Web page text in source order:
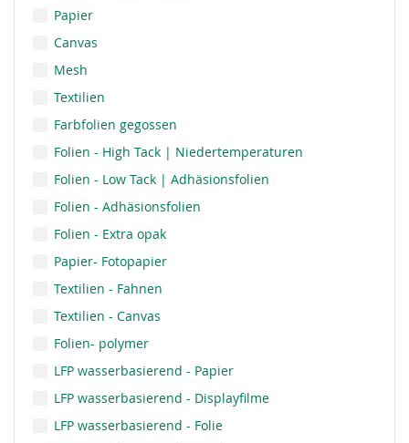
Papier
Canvas
Mesh
Textilien
Farbfolien gegossen
Folien - High Tack | Niedertemperaturen
Folien - Low Tack | Adhäsionsfolien
Folien - Adhäsionsfolien
Folien - Extra opak
Papier- Fotopapier
Textilien - Fahnen
Textilien - Canvas
Folien- polymer
LFP wasserbasierend - Papier
LFP wasserbasierend - Displayfilme
LFP wasserbasierend - Folie